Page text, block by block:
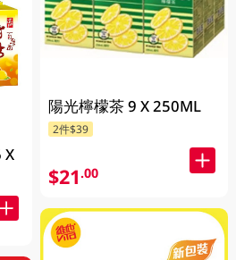
X
陽光檸檬茶 9 X 250ML
2件$39
$21.00